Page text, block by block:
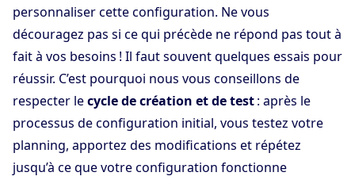
personnaliser cette configuration. Ne vous
découragez pas si ce qui précède ne répond pas tout à
fait à vos besoins ! Il faut souvent quelques essais pour
réussir. C’est pourquoi nous vous conseillons de
respecter lecycle de création et de test: après le
processus de configuration initial, vous testez votre
planning, apportez des modifications et répétez
jusqu’à ce que votre configuration fonctionne